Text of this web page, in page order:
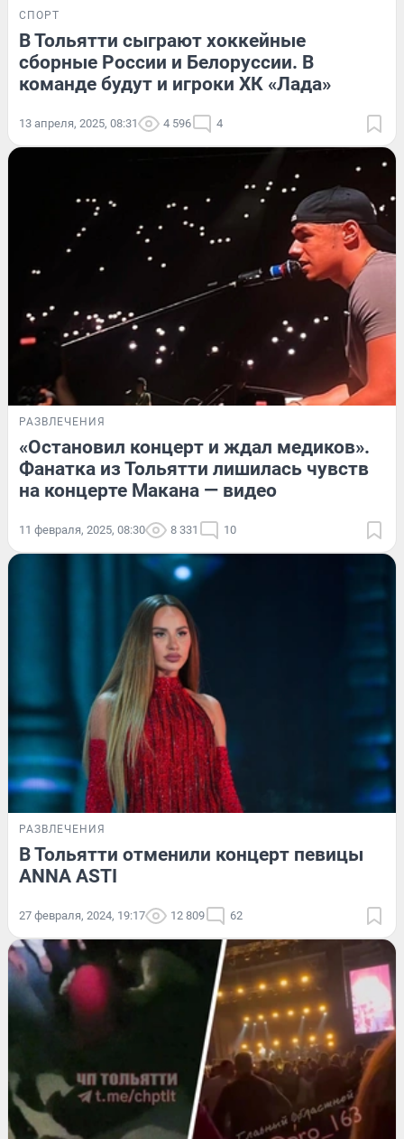
СПОРТ
В Тольятти сыграют хоккейные
сборные России и Белоруссии. В
команде будут и игроки ХК «Лада»
13 апреля, 2025, 08:31 4 596 4
РАЗВЛЕЧЕНИЯ
«Остановил концерт и ждал медиков».
Фанатка из Тольятти лишилась чувств
на концерте Макана — видео
11 февраля, 2025, 08:30 8 331 10
РАЗВЛЕЧЕНИЯ
В Тольятти отменили концерт певицы
ANNA ASTI
27 февраля, 2024, 19:17 12 809 62